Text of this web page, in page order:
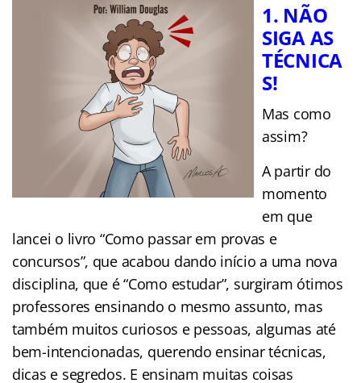
1. NÃO
SIGA AS
TÉCNICA
S!
Mas como
assim?
A partir do
momento
em que
lancei o livro “Como passar em provas e
concursos”, que acabou dando início a uma nova
disciplina, que é “Como estudar”, surgiram ótimos
professores ensinando o mesmo assunto, mas
também muitos curiosos e pessoas, algumas até
bem-intencionadas, querendo ensinar técnicas,
dicas e segredos. E ensinam muitas coisas